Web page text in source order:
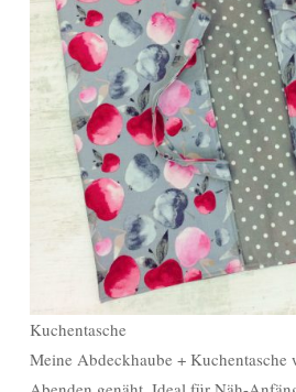
Kuchentasche
Meine Abdeckhaube + Kuchentasche